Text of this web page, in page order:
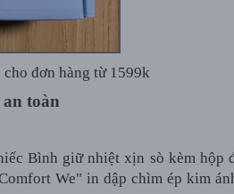
cho đơn hàng từ 1599k
toàn
Bình giữ nhiệt xịn sò kèm hộp
We" in dập chìm ép kim